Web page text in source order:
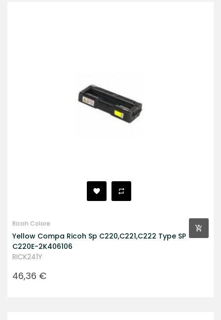
Ricoh Colore
Yellow Compa Ricoh Sp C220,C221,C222 Type SP
C220E-2K406106
RICK241Y
Prezzo
46,36 €